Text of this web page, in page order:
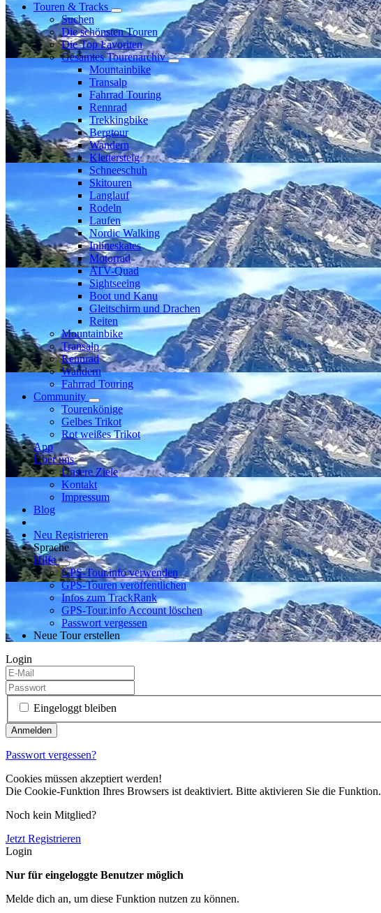
Touren & Tracks
Suchen
Die schönsten Touren
Die Top Favoriten
Gesamtes Tourenarchiv
Mountainbike
Transalp
Fahrrad Touring
Rennrad
Trekkingbike
Bergtour
Wandern
Klettersteig
Schneeschuh
Skitouren
Langlauf
Rodeln
Laufen
Nordic Walking
Inlineskates
Motorrad
ATV-Quad
Sightseeing
Boot und Kanu
Gleitschirm und Drachen
Reiten
Mountainbike
Transalp
Rennrad
Wandern
Fahrrad Touring
Community
Tourenkönige
Gelbes Trikot
Rot weißes Trikot
App
Über uns
Unsere Ziele
Kontakt
Impressum
Blog
Neu Registrieren
Sprache
Hilfe
GPS-Tour.info verwenden
GPS-Touren veröffentlichen
Infos zum TrackRank
GPS-Tour.info Account löschen
Passwort vergessen
Neue Tour erstellen
Login
Eingeloggt bleiben
Passwort vergessen?
Cookies müssen akzeptiert werden!
Die Cookie-Funktion Ihres Browsers ist deaktiviert. Bitte aktivieren Sie die Funktion.
Noch kein Mitglied?
Jetzt Registrieren
Login
Nur für eingeloggte Benutzer möglich
Melde dich an, um diese Funktion nutzen zu können.